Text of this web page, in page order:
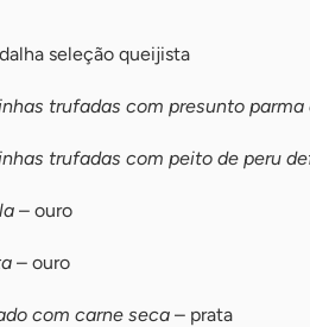
seleção queijista
trufadas com presunto parma
trufadas com peito de peru
– ouro
– ouro
com carne seca – prata